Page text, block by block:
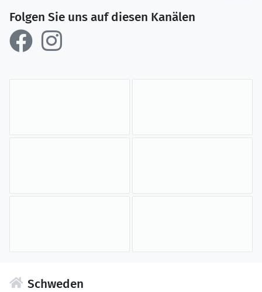
Folgen Sie uns auf diesen Kanälen
Schweden